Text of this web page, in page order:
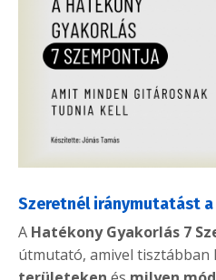
Szeretnél iránymutatást
A Hatékony Gyakorlás 7
útmutató, amivel tisztábban